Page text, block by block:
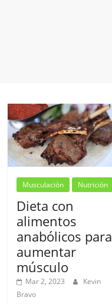
Musculación Nutrición
Dieta con
alimentos
anabólicos para
aumentar
músculo
Mar 2, 2023
Kevin
Bravo